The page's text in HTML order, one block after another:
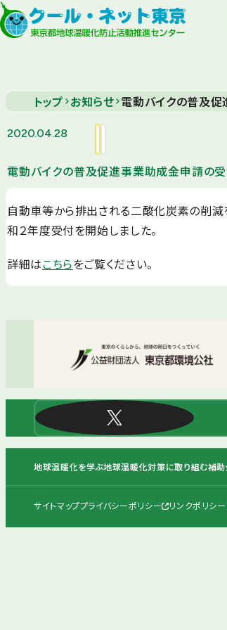
トップ お知らせ 電動バイクの普及促
2020.04.28
電動バイクの普及促進事業助成金申請の
自動車等から排出される二酸化炭素の削減
和２年度受付を開始しました。
詳細はこちらをご覧ください。
地球温暖化を学ぶ地球温暖化対策に取り組む補助
サイトマッププライバシーポリシー リンクポリシー